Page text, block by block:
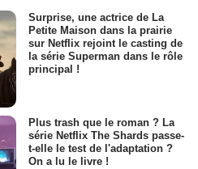
Surprise, une actrice de La
Petite Maison dans la prairie
sur Netflix rejoint le casting de
la série Superman dans le rôle
principal !
Plus trash que le roman ? La
série Netflix The Shards passe-
t-elle le test de l'adaptation ?
On a lu le livre !